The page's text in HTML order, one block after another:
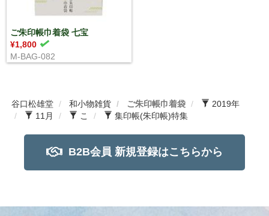
ご朱印帳巾着袋 七宝
¥1,800
M-BAG-082
谷口松雄堂 和小物雑貨 ご朱印帳巾着袋
2019年
11月
こ 集印帳(朱印帳)特集
B2B会員 新規登録はこちらから